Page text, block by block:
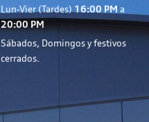
Lun-Vier (Tardes) 16:00 PM a
20:00 PM
Sábados, Domingos y festivos
cerrados.